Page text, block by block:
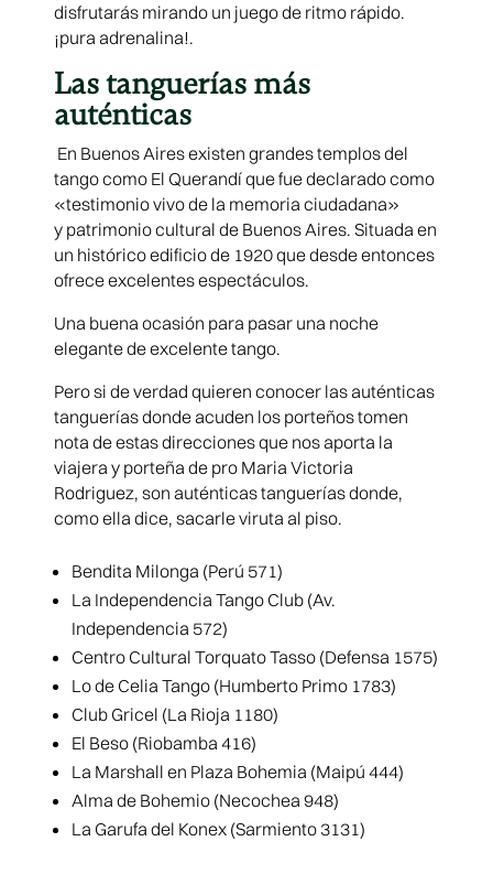
disfrutarás mirando un juego de ritmo rápido.
¡pura adrenalina!.
Las tanguerías más
auténticas
En Buenos Aires existen grandes templos del
tango como El Querandí que fue declarado como
«testimonio vivo de la memoria ciudadana»
y patrimonio cultural de Buenos Aires. Situada en
un histórico edificio de 1920 que desde entonces
ofrece excelentes espectáculos.
Una buena ocasión para pasar una noche
elegante de excelente tango.
Pero si de verdad quieren conocer las auténticas
tanguerías donde acuden los porteños tomen
nota de estas direcciones que nos aporta la
viajera y porteña de pro Maria Victoria
Rodriguez, son auténticas tanguerías donde,
como ella dice, sacarle viruta al piso.
Bendita Milonga (Perú 571)
La Independencia Tango Club (Av.
Independencia 572)
Centro Cultural Torquato Tasso (Defensa 1575)
Lo de Celia Tango (Humberto Primo 1783)
Club Gricel (La Rioja 1180)
El Beso (Riobamba 416)
La Marshall en Plaza Bohemia (Maipú 444)
Alma de Bohemio (Necochea 948)
La Garufa del Konex (Sarmiento 3131)